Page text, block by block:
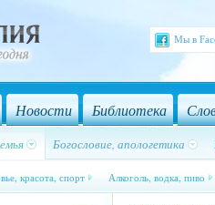
Мы в
Новости Библиотека
Богословие, апологетика
красота, спорт Алкоголь, водка, пиво